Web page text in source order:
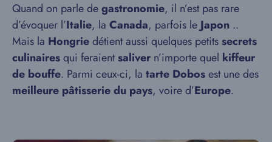
Quand on parle degastronomie, il n’est pas rare
d’évoquer l’Italie, la Canada, parfois leJapon ..
Mais la Hongriedétient aussi quelques petitssecrets
culinairesqui feraientsaliver n’importe quel kiffeur
de bouffe. Parmi ceux-ci, la tarte Dobosest une des
meilleure pâtisserie du pays, voire d’Europe.